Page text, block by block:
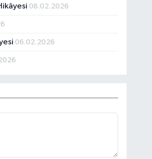
08.02.2026
06.02.2026